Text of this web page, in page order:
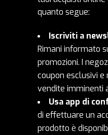
quanto segue:
Iscriviti a
Rimani informato
promozioni. I
coupon esclusivi e
vendite imminenti
Usa app di
di effettuare un
prodotto è